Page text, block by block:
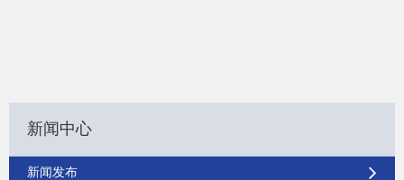
新闻中心
新闻发布